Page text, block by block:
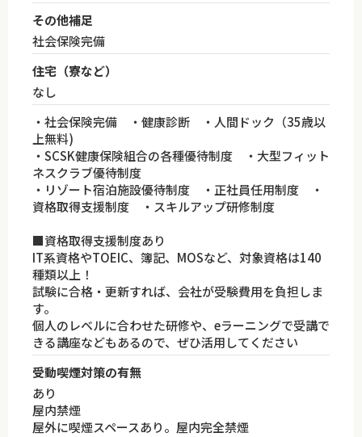
その他補足
社会保険完備
住宅（寮など）
なし
・社会保険完備 ・健康診断 ・人間ドック（35歳以
上無料)
・SCSK健康保険組合の各種優待制度 ・大型フィット
ネスクラブ優待制度
・リゾート宿泊施設優待制度 ・正社員任用制度 ・
資格取得支援制度 ・スキルアップ研修制度
■資格取得支援制度あり
IT系資格やTOEIC、簿記、MOSなど、対象資格は140
種類以上！
試験に合格・更新すれば、会社が受験費用を負担しま
す。
個人のレベルに合わせた研修や、eラーニングで受講で
きる講座などもあるので、ぜひ活用してください
受動喫煙対策の有無
あり
屋内禁煙
屋外に喫煙スペースあり。屋内完全禁煙